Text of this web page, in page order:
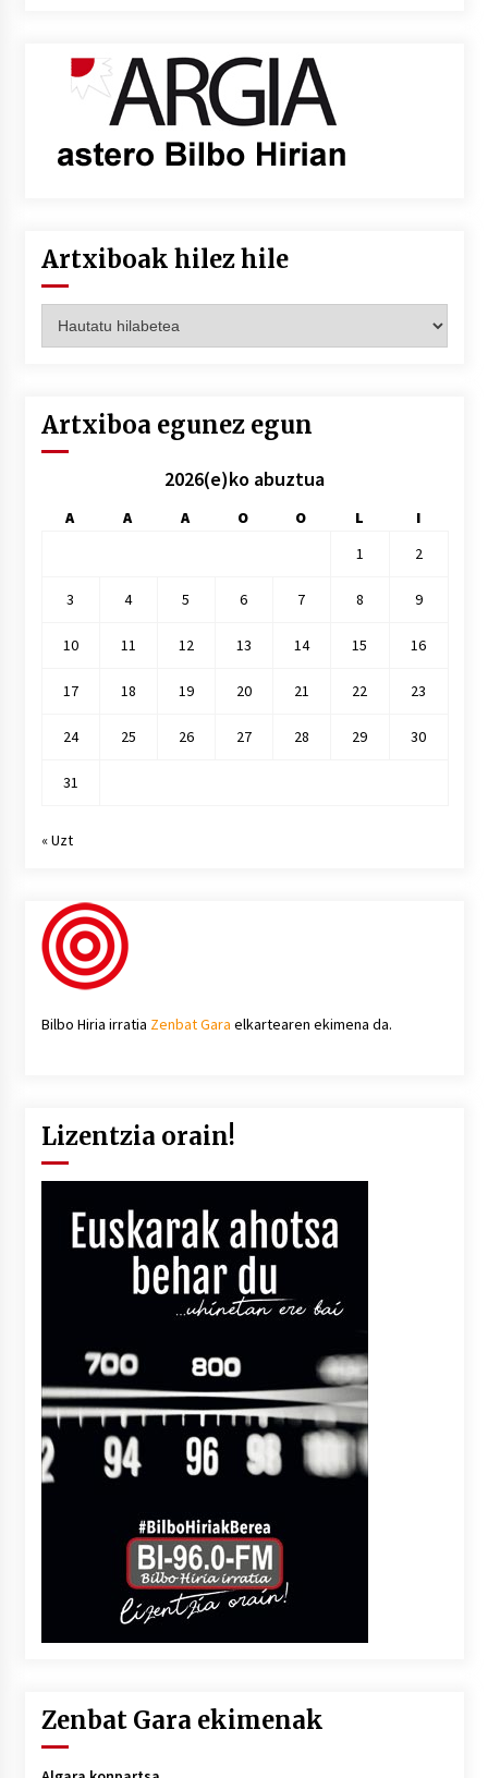
Artxiboak hilez hile
hilez
Artxiboa egunez egun
2026(e)ko abuztua
A A A O O L
I
1
2
3 4 5 6 7 8 9
10 11 12 13 14 15 16
17 18 19 20 21 22 23
24 25 26 27 28 29 30
31
« Uzt
Bilbo Hiria irratia Zenbat Gara elkartearen ekimena da.
Lizentzia orain!
Zenbat Gara ekimenak